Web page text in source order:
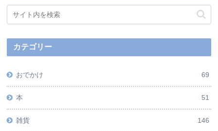
カテゴリー
おでかけ 69
本 51
雑貨 146